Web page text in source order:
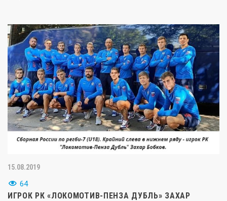
15.08.2019
64
ИГРОК РК «ЛОКОМОТИВ-ПЕНЗА ДУБЛЬ» ЗАХАР